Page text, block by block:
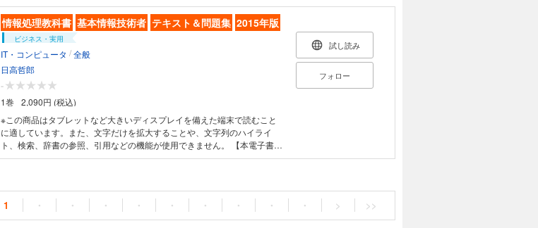
情報処理教科書 基本情報技術者 テキスト＆問題集 2015年版
ビジネス・実用
IT・コンピュータ /全般
日高哲郎
-
1巻
2,090円 (税込)
※この商品はタブレットなど大きいディスプレイを備えた端末で読むこと
に適しています。また、文字だけを拡大することや、文字列のハイライ
ト、検索、辞書の参照、引用などの機能が使用できません。 【本電子書籍
は固定レイアウトのため7インチ以上の端末での利用を推奨しておりま
をご確認の上、商品をお買い求めください】 これ1冊で合格! 基礎から学ん
で実践力もアップできるテキスト&問題集! 本書は、オールインワンの試験
対策書です。“何”が“どう”出るのかが分かるテーマ別の知識解説で無理なく
試し読み
フォロー
1 ・ ・ ・ ・ ・ ・ ・ ・ ・ > >>